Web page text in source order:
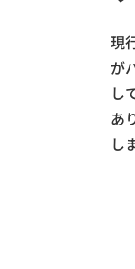
現
が
し
あ
し